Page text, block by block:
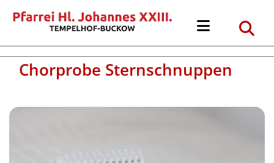
Chorprobe Sternschnuppen